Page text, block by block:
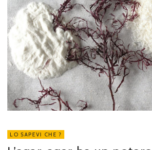
LO SAPEVI CHE ?